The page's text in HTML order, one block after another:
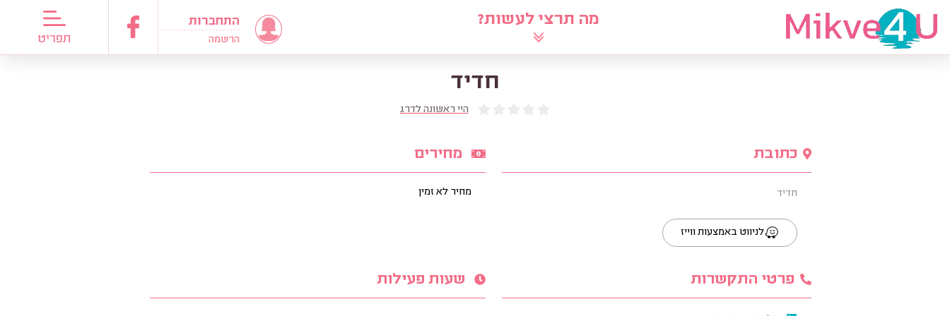
מה תרצי לעשות?
תפריט
התחברות
הרשמה
לוח שאלי את הרב מדריכות כלות
חדיד
היי ראשונה לדרג
כתובת
חדיד
לניווט באמצעות ווייז
מחירים
מחיר לא זמין
פרטי התקשרות שעות פעילות